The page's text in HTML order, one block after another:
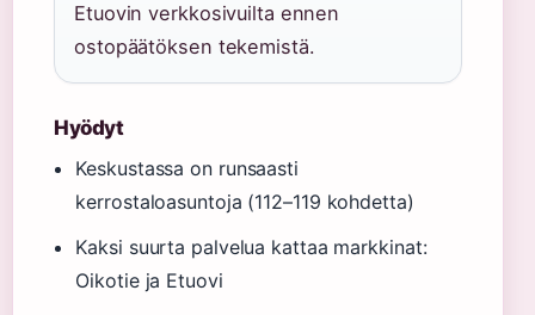
Etuovin verkkosivuilta ennen
ostopäätöksen tekemistä.
Hyödyt
Keskustassa on runsaasti
kerrostaloasuntoja (112–119 kohdetta)
Kaksi suurta palvelua kattaa markkinat:
Oikotie ja Etuovi